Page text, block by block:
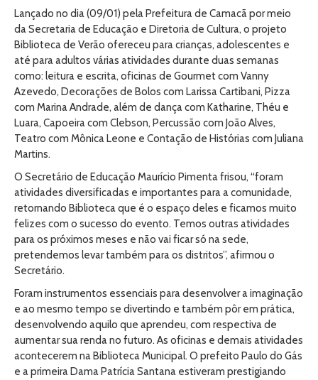
Lançado no dia (09/01) pela Prefeitura de Camacã por meio
da Secretaria de Educação e Diretoria de Cultura, o projeto
Biblioteca de Verão ofereceu para crianças, adolescentes e
até para adultos várias atividades durante duas semanas
como: leitura e escrita, oficinas de Gourmet com Vanny
Azevedo, Decorações de Bolos com Larissa Cartibani, Pizza
com Marina Andrade, além de dança com Katharine, Théu e
Luara, Capoeira com Clebson, Percussão com João Alves,
Teatro com Mônica Leone e Contação de Histórias com Juliana
Martins.
O Secretário de Educação Maurício Pimenta frisou, “foram
atividades diversificadas e importantes para a comunidade,
retornando Biblioteca que é o espaço deles e ficamos muito
felizes com o sucesso do evento. Temos outras atividades
para os próximos meses e não vai ficar só na sede,
pretendemos levar também para os distritos”, afirmou o
Secretário.
Foram instrumentos essenciais para desenvolver a imaginação
e ao mesmo tempo se divertindo e também pôr em prática,
desenvolvendo aquilo que aprendeu, com respectiva de
aumentar sua renda no futuro. As oficinas e demais atividades
acontecerem na Biblioteca Municipal. O prefeito Paulo do Gás
e a primeira Dama Patrícia Santana estiveram prestigiando